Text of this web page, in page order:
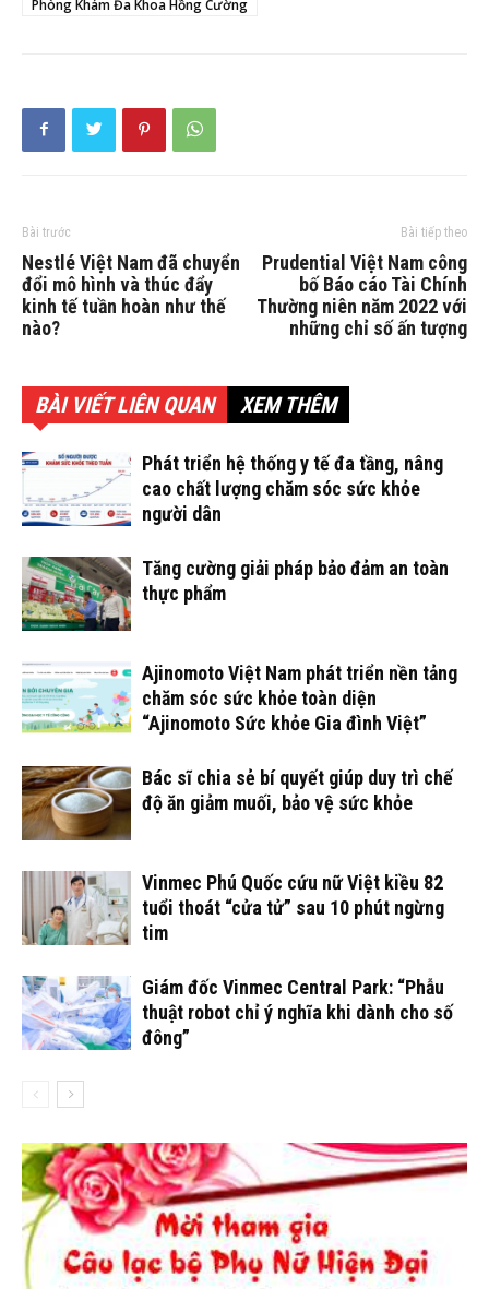
Phòng Khám Đa Khoa Hồng Cường
Bài trước
Nestlé Việt Nam đã chuyển
đổi mô hình và thúc đẩy
kinh tế tuần hoàn như thế
nào?
Bài tiếp theo
Prudential Việt Nam công
bố Báo cáo Tài Chính
Thường niên năm 2022 với
những chỉ số ấn tượng
BÀI VIẾT LIÊN QUAN XEM THÊM
Phát triển hệ thống y tế đa tầng, nâng
cao chất lượng chăm sóc sức khỏe
người dân
Tăng cường giải pháp bảo đảm an toàn
thực phẩm
Ajinomoto Việt Nam phát triển nền tảng
chăm sóc sức khỏe toàn diện
“Ajinomoto Sức khỏe Gia đình Việt”
Bác sĩ chia sẻ bí quyết giúp duy trì chế
độ ăn giảm muối, bảo vệ sức khỏe
Vinmec Phú Quốc cứu nữ Việt kiều 82
tuổi thoát “cửa tử” sau 10 phút ngừng
tim
Giám đốc Vinmec Central Park: “Phẫu
thuật robot chỉ ý nghĩa khi dành cho số
đông”